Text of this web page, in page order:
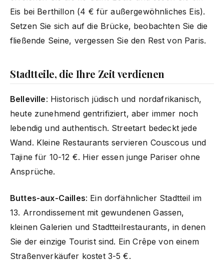
Eis bei Berthillon (4 € für außergewöhnliches Eis).
Setzen Sie sich auf die Brücke, beobachten Sie die
fließende Seine, vergessen Sie den Rest von Paris.
Stadtteile, die Ihre Zeit verdienen
Belleville: Historisch jüdisch und nordafrikanisch,
heute zunehmend gentrifiziert, aber immer noch
lebendig und authentisch. Streetart bedeckt jede
Wand. Kleine Restaurants servieren Couscous und
Tajine für 10-12 €. Hier essen junge Pariser ohne
Ansprüche.
Buttes-aux-Cailles: Ein dorfähnlicher Stadtteil im
13. Arrondissement mit gewundenen Gassen,
kleinen Galerien und Stadtteilrestaurants, in denen
Sie der einzige Tourist sind. Ein Crêpe von einem
Straßenverkäufer kostet 3-5 €.